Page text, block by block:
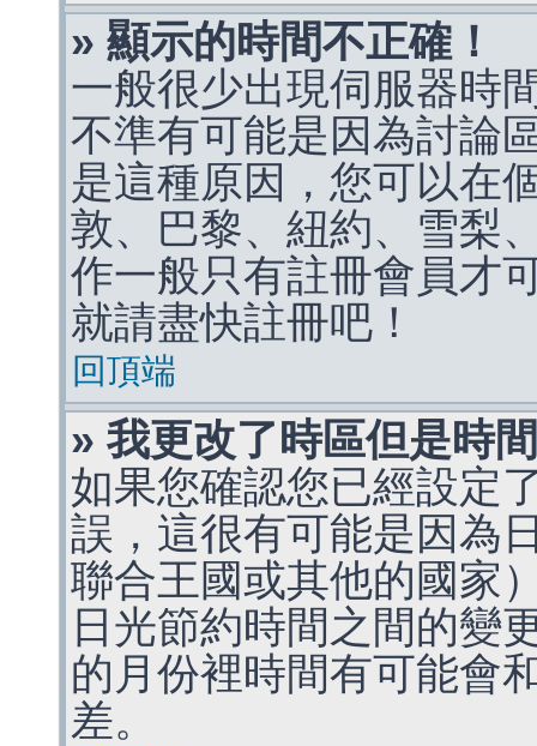
» 顯示的時間不正確！
一般很少出現伺服器時
不準有可能是因為討論
是這種原因，您可以在
敦、巴黎、紐約、雪梨
作一般只有註冊會員才
就請盡快註冊吧！
回頂端
» 我更改了時區但是時
如果您確認您已經設定
誤，這很有可能是因為
聯合王國或其他的國家
日光節約時間之間的變
的月份裡時間有可能會
差。